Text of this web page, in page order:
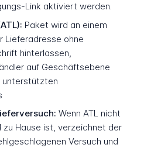
Link aktiviert werden.
Paket wird an einem
Lieferadresse ohne
hinterlassen,
auf Geschäftsebene
unterstützten
Wenn ATL nicht
zu Hause ist, verzeichnet der
Versuch und